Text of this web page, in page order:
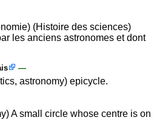
(Histoire des sciences)
les anciens astronomes et dont
—
astronomy) epicycle.
A small circle whose centre is on